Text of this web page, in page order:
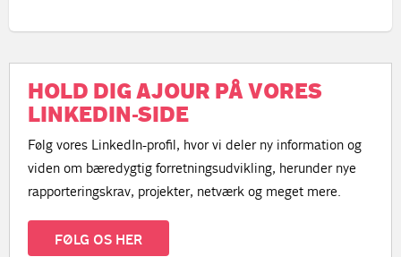
HOLD DIG AJOUR PÅ VORES
LINKEDIN-SIDE
Følg vores LinkedIn-profil, hvor vi deler ny information og
viden om bæredygtig forretningsudvikling, herunder nye
rapporteringskrav, projekter, netværk og meget mere.
FØLG OS HER